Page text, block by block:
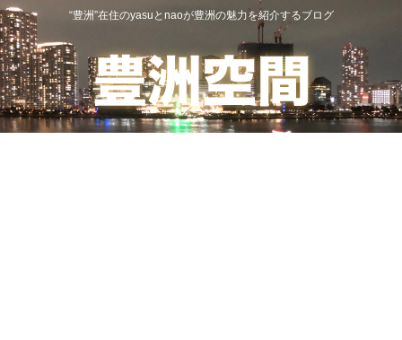
“豊洲”在住のyasuとnaoが豊洲の魅力を紹介するブログ